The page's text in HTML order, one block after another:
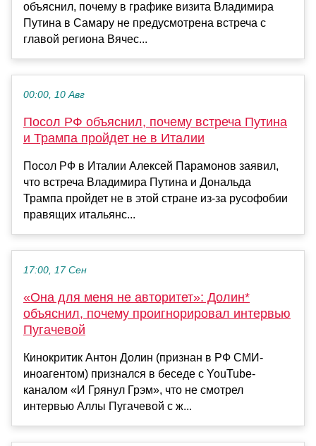
объяснил, почему в графике визита Владимира
Путина в Самару не предусмотрена встреча с
главой региона Вячес...
00:00, 10 Авг
Посол РФ объяснил, почему встреча Путина
и Трампа пройдет не в Италии
Посол РФ в Италии Алексей Парамонов заявил,
что встреча Владимира Путина и Дональда
Трампа пройдет не в этой стране из-за русофобии
правящих итальянс...
17:00, 17 Сен
«Она для меня не авторитет»: Долин*
объяснил, почему проигнорировал интервью
Пугачевой
Кинокритик Антон Долин (признан в РФ СМИ-
иноагентом) признался в беседе с YouTube-
каналом «И Грянул Грэм», что не смотрел
интервью Аллы Пугачевой с ж...